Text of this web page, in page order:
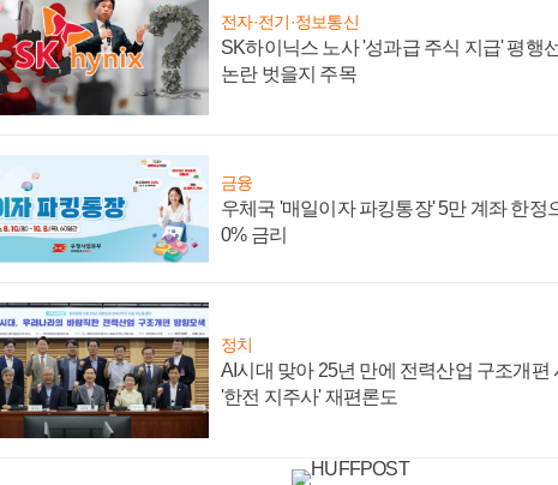
전자·전기·정보통신
SK하이닉스 노사 '성과급 주식 지급' 평행
논란 벗을지 주목
금융
우체국 '매일이자 파킹통장' 5만 계좌 한정
0% 금리
정치
AI시대 맞아 25년 만에 전력산업 구조개편
'한전 지주사' 재편론도